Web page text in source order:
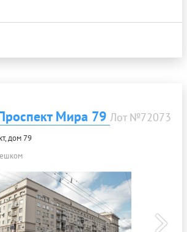
Мира 79 Лот №72073
дом 79